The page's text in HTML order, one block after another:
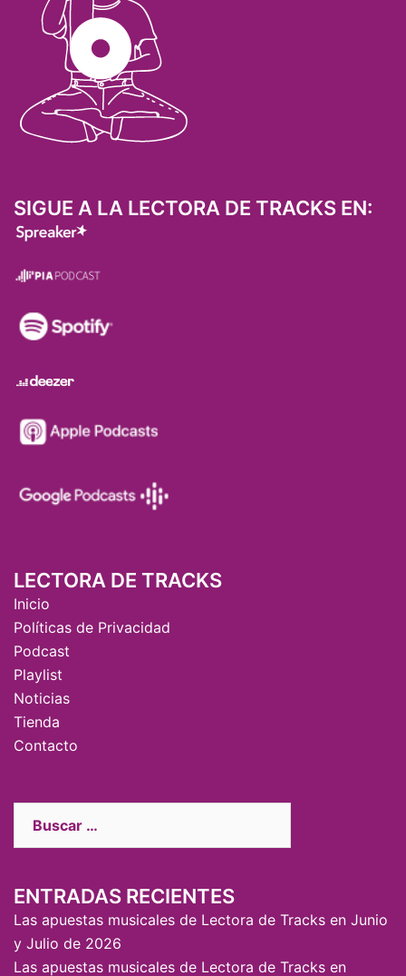
SIGUE A LA LECTORA DE TRACKS EN:
LECTORA DE TRACKS
Inicio
Políticas de Privacidad
Podcast
Playlist
Noticias
Tienda
Contacto
ENTRADAS RECIENTES
Las apuestas musicales de Lectora de Tracks en Junio
y Julio de 2026
Las apuestas musicales de Lectora de Tracks en